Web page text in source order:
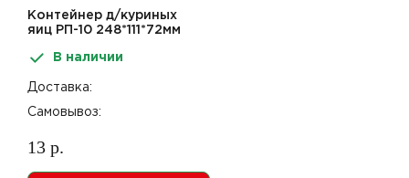
Контейнер д/куриных
яиц РП-10 248*111*72мм
В наличии
Доставка:
Самовывоз:
13 р.